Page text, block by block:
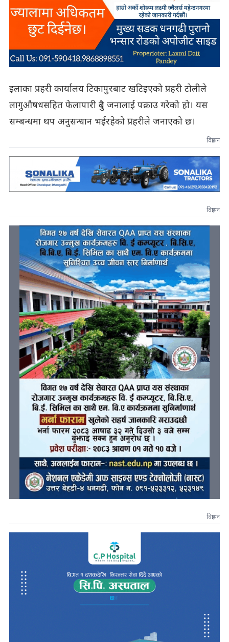
इलाका प्रहरी कार्यालय टिकापुरबाट खटिइएको प्रहरी टोलीले
लागुऔषधसहित फेलापारी दुबै जनालाई पक्राउ गरेको हो। यस
सम्बन्धमा थप अनुसन्धान भईरहेको प्रहरीले जनाएको छ।
विज्ञापन
विज्ञापन
विज्ञापन